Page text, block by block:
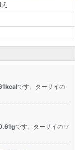
です。ターサイの
です。ターサイのツ